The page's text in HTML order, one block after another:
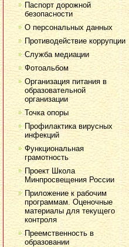
Паспорт дорожной
безопасности
О персональных данных
Противодействие коррупции
Служба медиации
Фотоальбом
Организация питания в
образовательной
организации
Точка опоры
Профилактика вирусных
инфекций
Функциональная
грамотность
Проект Школа
Минпросвещения России
Приложение к рабочим
программам. Оценочные
материалы для текущего
контроля
Преемственность в
образовании